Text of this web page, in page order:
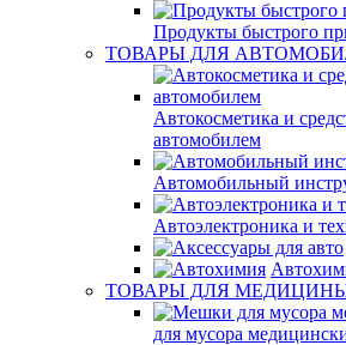
Продукты быстрого
ТОВАРЫ ДЛЯ
Автокосметика и
автомобилем
Автомобильный
Автоэлектроника и
ТОВАРЫ ДЛЯ
для мусора